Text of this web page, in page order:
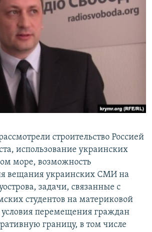
строительство Россией
использование украинских
море, возможность
вещания украинских СМИ на
задачи, связанные с
студентов на материковой
перемещения граждан
границу, в том числе